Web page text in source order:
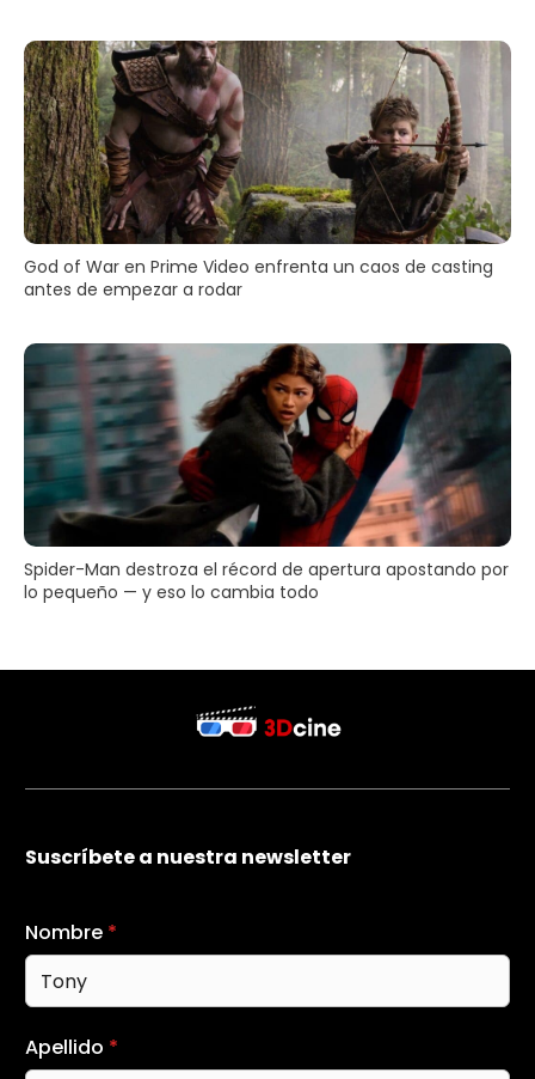
God of War en Prime Video enfrenta un caos de casting
antes de empezar a rodar
Spider-Man destroza el récord de apertura apostando por
lo pequeño — y eso lo cambia todo
Suscríbete a nuestra newsletter
Nombre *
Apellido *